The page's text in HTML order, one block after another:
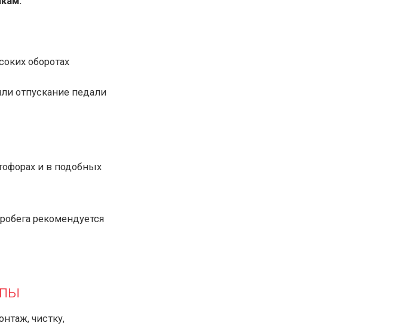
оборотах
отпускание педали
и в подобных
рекомендуется
чистку,